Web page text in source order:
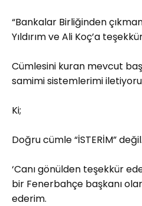
“Bankalar Birliğinden
Yıldırım ve Ali Koç’a
Cümlesini kuran mevcut
samimi sistemlerimi
Ki;
Doğru cümle “İSTERİM” değil.
‘Canı gönülden teşekkür
bir Fenerbahçe başkanı
ederim.